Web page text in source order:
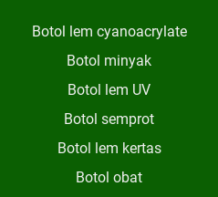
Botol lem cyanoacrylate
Botol minyak
Botol lem UV
Botol semprot
Botol lem kertas
Botol obat